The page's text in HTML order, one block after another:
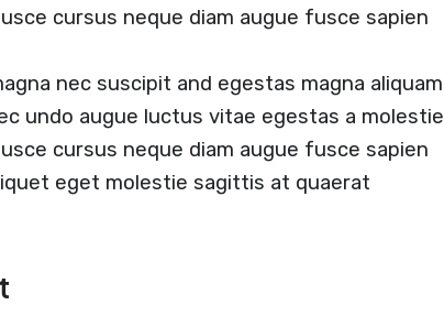
cursus neque diam augue fusce sapien
nec suscipit and egestas magna aliquam
undo augue luctus vitae egestas a molestie
cursus neque diam augue fusce sapien
eget molestie sagittis at quaerat